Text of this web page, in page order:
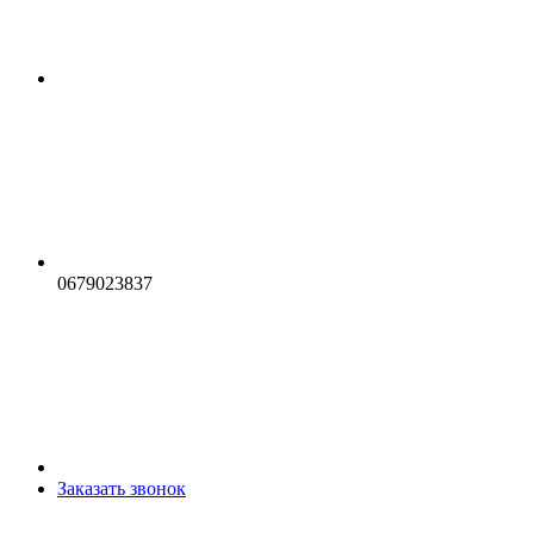
0679023837
Заказать звонок